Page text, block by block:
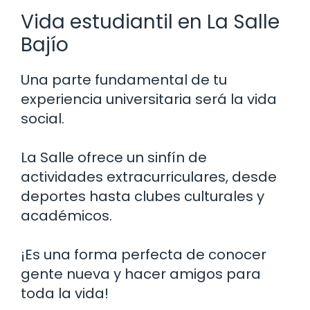
Vida estudiantil en La Salle
Bajío
Una parte fundamental de tu
experiencia universitaria será la vida
social.
La Salle ofrece un sinfín de
actividades extracurriculares, desde
deportes hasta clubes culturales y
académicos.
¡Es una forma perfecta de conocer
gente nueva y hacer amigos para
toda la vida!